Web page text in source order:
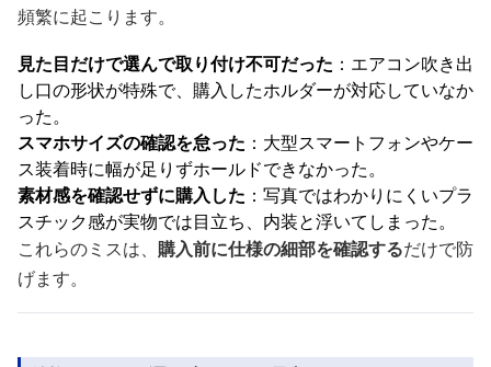
頻繁に起こります。
見た目だけで選んで取り付け不可だった ：エアコン吹き出
し口の形状が特殊で、購入したホルダーが対応していなか
った。
スマホサイズの確認を怠った ：大型スマートフォンやケー
ス装着時に幅が足りずホールドできなかった。
素材感を確認せずに購入した ：写真ではわかりにくいプラ
スチック感が実物では目立ち、内装と浮いてしまった。
これらのミスは、 購入前に仕様の細部を確認するだけで防
げます。